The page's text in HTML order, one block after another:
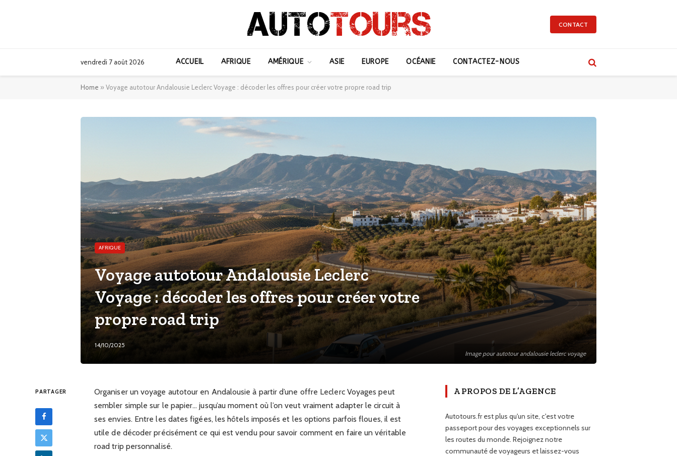
CONTACT
vendredi 7 août 2026 ACCUEIL AFRIQUE AMÉRIQUE ASIE EUROPE OCÉANIE CONTACTEZ-NOUS
Home » Voyage autotour Andalousie Leclerc Voyage : décoder les offres pour créer votre propre road trip
Image pour autotour andalousie leclerc voyage
AFRIQUE
Voyage autotour Andalousie Leclerc
Voyage : décoder les offres pour créer votre
propre road trip
14/10/2025
PARTAGER
Organiser un voyage autotour en Andalousie à partir d’une offre Leclerc Voyages peut
sembler simple sur le papier… jusqu’au moment où l’on veut vraiment adapter le circuit à
ses envies. Entre les dates figées, les hôtels imposés et les options parfois floues, il est
utile de décoder précisément ce qui est vendu pour savoir comment en faire un véritable
road trip personnalisé.
A PROPOS DE L’AGENCE
Autotours.fr est plus qu'un site, c'est votre
passeport pour des voyages exceptionnels sur
les routes du monde. Rejoignez notre
communauté de voyageurs et laissez-vous